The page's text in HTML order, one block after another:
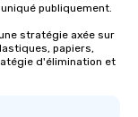
publiquement.
stratégie axée sur
papiers,
d'élimination et